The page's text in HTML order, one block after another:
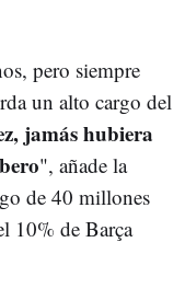
pero siempre
un alto cargo del
jamás hubiera
", añade la
de 40 millones
10% de Barça